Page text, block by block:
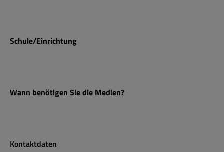
Schule/Einrichtung
Wann benötigen Sie die Medien?
Kontaktdaten